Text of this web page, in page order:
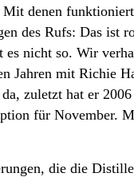
Mit denen
des Rufs: Das ist
es nicht so. Wir
Jahren mit Richie
zuletzt hat er
für November.
die die